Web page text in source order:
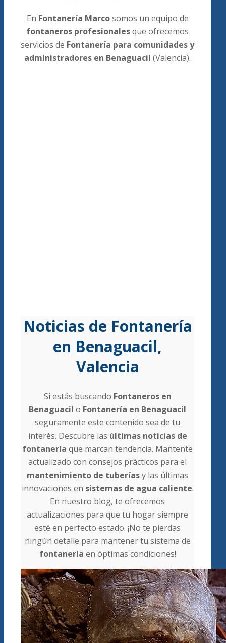
En Fontanería Marcosomos un equipo de
fontaneros profesionalesque ofrecemos
servicios de Fontanería para comunidades y
administradores en Benaguacil (Valencia).
Noticias de Fontanería
en Benaguacil,
Valencia
Si estás buscando Fontaneros en
Benaguacil o Fontanería en Benaguacil
seguramente este contenido sea de tu
interés. Descubre las últimas noticias de
fontanería que marcan tendencia. Mantente
actualizado con consejos prácticos para el
mantenimiento de tuberíasy las últimas
innovaciones en sistemas de agua caliente.
En nuestro blog, te ofrecemos
actualizaciones para que tu hogar siempre
esté en perfecto estado. ¡No te pierdas
ningún detalle para mantener tu sistema de
fontanería en óptimas condiciones!